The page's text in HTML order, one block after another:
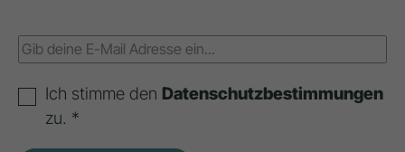
Ich stimme den Datenschutzbestimmungen
zu. *